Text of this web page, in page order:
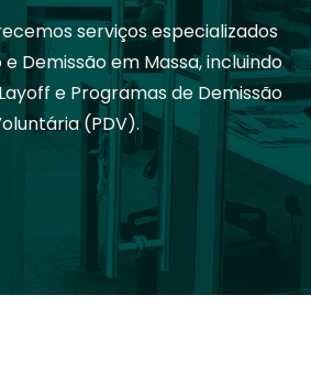
serviços especializados
Demissão em Massa, incluindo
e Programas de Demissão
(PDV).